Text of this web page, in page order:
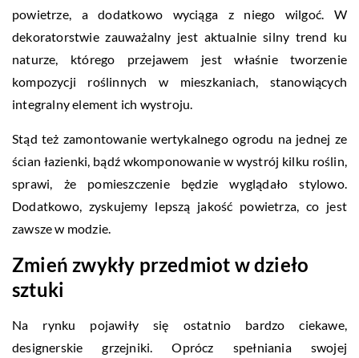
powietrze, a dodatkowo wyciąga z niego wilgoć. W
dekoratorstwie zauważalny jest aktualnie silny trend ku
naturze, którego przejawem jest właśnie tworzenie
kompozycji roślinnych w mieszkaniach, stanowiących
integralny element ich wystroju.
Stąd też zamontowanie wertykalnego ogrodu na jednej ze
ścian łazienki, bądź wkomponowanie w wystrój kilku roślin,
sprawi, że pomieszczenie będzie wyglądało stylowo.
Dodatkowo, zyskujemy lepszą jakość powietrza, co jest
zawsze w modzie.
Zmień zwykły przedmiot w dzieło
sztuki
Na rynku pojawiły się ostatnio bardzo ciekawe,
designerskie grzejniki. Oprócz spełniania swojej